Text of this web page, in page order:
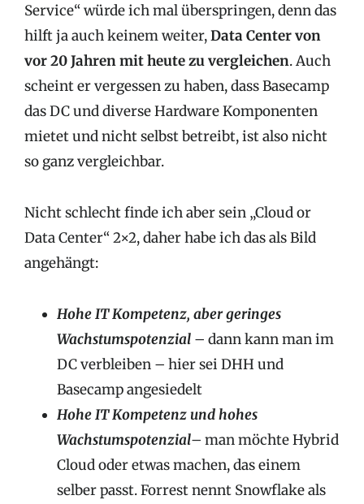
Service“ würde ich mal überspringen, denn das
hilft ja auch keinem weiter,Data Center von
vor 20 Jahren mit heute zu vergleichen. Auch
scheint er vergessen zu haben, dass Basecamp
das DC und diverse Hardware Komponenten
mietet und nicht selbst betreibt, ist also nicht
so ganz vergleichbar.
Nicht schlecht finde ich aber sein „Cloud or
Data Center“ 2×2, daher habe ich das als Bild
angehängt:
Hohe IT Kompetenz, aber geringes
Wachstumspotenzial – dann kann man im
DC verbleiben – hier sei DHH und
Basecamp angesiedelt
Hohe IT Kompetenz und hohes
Wachstumspotenzial– man möchte Hybrid
Cloud oder etwas machen, das einem
selber passt. Forrest nennt Snowflake als